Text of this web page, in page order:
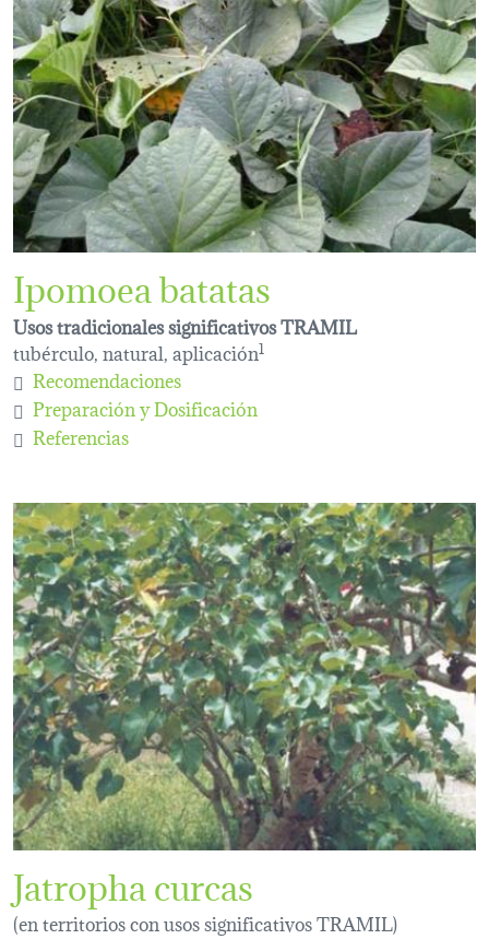
Ipomoea batatas
Usos tradicionales significativos TRAMIL
tubérculo, natural, aplicación1
Recomendaciones
Preparación y Dosificación
Referencias
Jatropha curcas
(en territorios con usos significativos TRAMIL)